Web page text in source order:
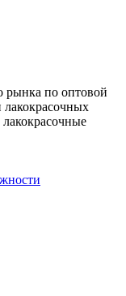
по оптовой